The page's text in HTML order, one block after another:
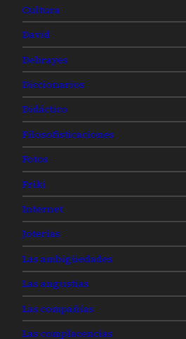
Cultura
David
Debrayes
Diccionarios
Didáctico
Filosofisticaciones
Fotos
Friki
Internet
Joterías
Las ambigüedades
Las angustias
Las compañías
Las complacencias